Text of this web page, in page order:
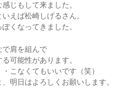
じもして来ました。
えば松崎しげるさん。
くなってきました。
で肩を組んで
可能性があります。
こなくてもいいです（笑）
明日はよろしくお願いします。